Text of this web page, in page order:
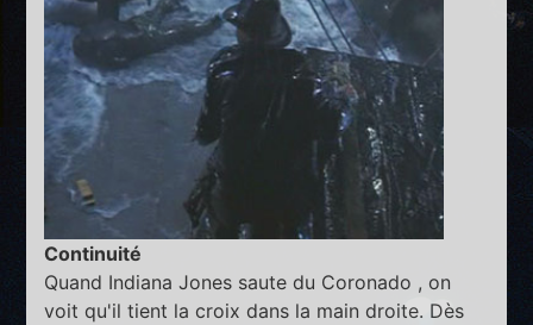
Continuité
Quand Indiana Jones saute du Coronado , on
voit qu'il tient la croix dans la main droite. Dès